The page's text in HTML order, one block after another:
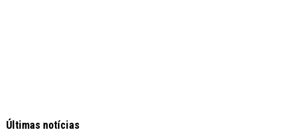
Últimas notícias